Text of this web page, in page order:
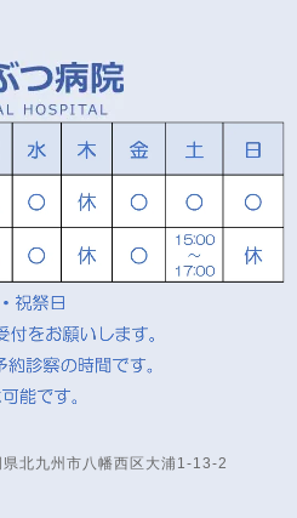
北九州市八幡西区大浦1-13-2